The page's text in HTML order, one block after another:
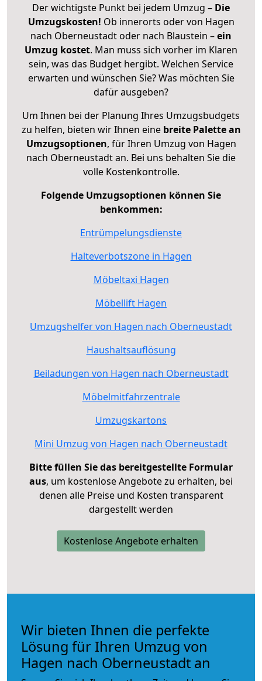
Der wichtigste Punkt bei jedem Umzug – Die
Umzugskosten! Ob innerorts oder von Hagen
nach Oberneustadt oder nach Blaustein –ein
Umzug kostet. Man muss sich vorher im Klaren
sein, was das Budget hergibt. Welchen Service
erwarten und wünschen Sie? Was möchten Sie
dafür ausgeben?
Um Ihnen bei der Planung Ihres Umzugsbudgets
zu helfen, bieten wir Ihnen eine breite Palette an
Umzugsoptionen, für Ihren Umzug von Hagen
nach Oberneustadt an. Bei uns behalten Sie die
volle Kostenkontrolle.
Folgende Umzugsoptionen können Sie
benkommen:
Entrümpelungsdienste
Halteverbotszone in Hagen
Möbeltaxi Hagen
Möbellift Hagen
Umzugshelfer von Hagen nach Oberneustadt
Haushaltsauflösung
Beiladungen von Hagen nach Oberneustadt
Möbelmitfahrzentrale
Umzugskartons
Mini Umzug von Hagen nach Oberneustadt
Bitte füllen Sie das bereitgestellte Formular
aus, um kostenlose Angebote zu erhalten, bei
denen alle Preise und Kosten transparent
dargestellt werden
Kostenlose Angebote erhalten
Wir bieten Ihnen die perfekte
Lösung für Ihren Umzug von
Hagen nach Oberneustadt an